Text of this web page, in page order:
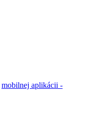
mobilnej aplikácii -